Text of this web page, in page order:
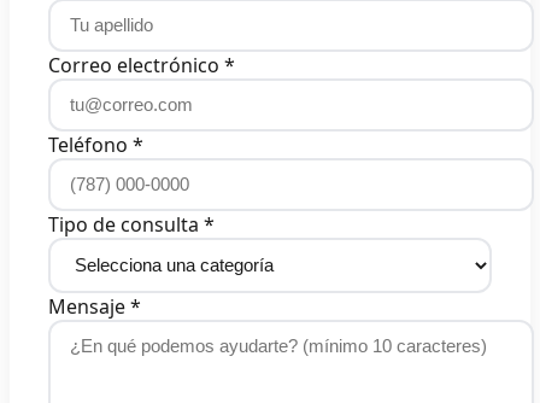
Correo electrónico *
Teléfono *
Tipo de consulta *
Mensaje *